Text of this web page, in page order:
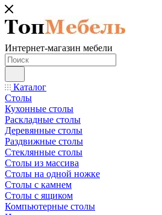
Интернет-магазин мебели
Каталог
Столы
Кухонные столы
Раскладные столы
Деревянные столы
Раздвижные столы
Стеклянные столы
Столы из массива
Столы на одной ножке
Столы с камнем
Столы с ящиком
Компьютерные столы